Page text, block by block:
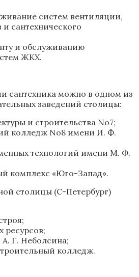
систем вентиляции,
сантехнического
и обслуживанию
ЖКХ.
сантехника можно в одном из
заведений столицы:
и строительства No7;
колледж No8 имени И. Ф.
технологий имени М. Ф.
комплекс «Юго-Запад».
столицы (С-Петербург)
ресурсов;
Г. Неболсина;
колледж.